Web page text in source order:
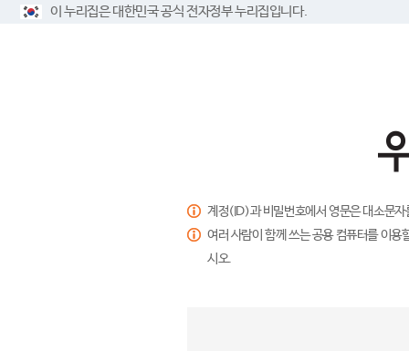
이 누리집은 대한민국 공식 전자정부 누리집입니다.
계정(ID)과 비밀번호에서 영문은 대소문
여러 사람이 함께 쓰는 공용 컴퓨터를 이
시오.